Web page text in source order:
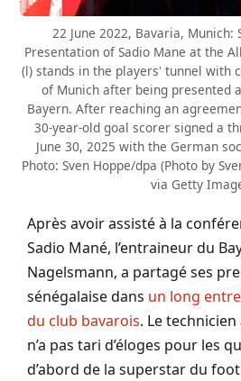
22 June 2022, Bavaria, Munich:
Presentation of Sadio Mane at the
(l) stands in the players' tunnel with
of Munich after being presented
Bayern. After reaching an
30-year-old goal scorer signed a
June 30, 2025 with the German
Photo: Sven Hoppe/dpa (Photo by
via Getty
Après avoir assisté à la
Sadio Mané, l’entraineur du
Nagelsmann, a partagé ses
sénégalaise dans un long
du club bavarois. Le
n’a pas tari d’éloges pour les
d’abord de la superstar du